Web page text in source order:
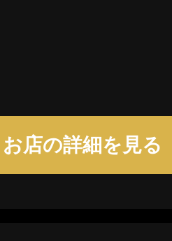
お店の詳細を見る